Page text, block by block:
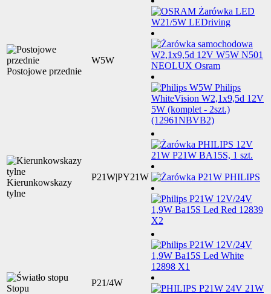
Postojowe przednie
W5W
Kierunkowskazy
tylne
P21W|PY21W
Stopu
P21/4W